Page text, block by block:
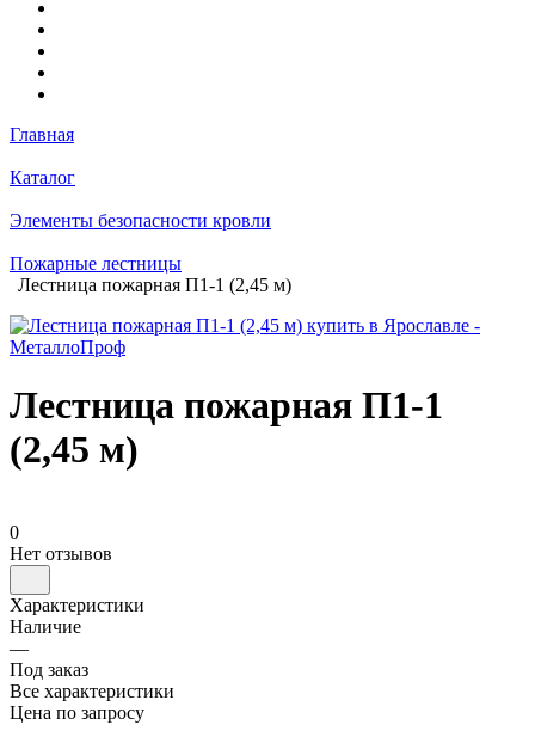
Главная
Каталог
Элементы безопасности кровли
Пожарные лестницы
Лестница пожарная П1-1 (2,45 м)
Лестница пожарная П1-1
(2,45 м)
0
Нет отзывов
Характеристики
Наличие
—
Под заказ
Все характеристики
Цена по запросу